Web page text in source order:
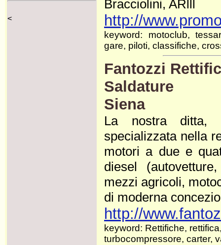
<
Bracciolini, ARlll
http://
keyword: motoclub,
gare, piloti, classifiche,
Fantozzi
Saldature
Siena
La nostra
specializzata nella
motori a due e
diesel
mezzi agricoli,
di moderna
http://
keyword: Rettifiche,
turbocompressore, carter,